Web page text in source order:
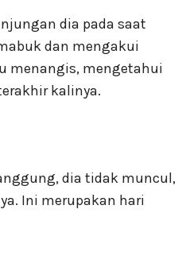
dia pada saat
dan mengakui
menangis, mengetahui
kalinya.
dia tidak muncul,
Ini merupakan hari